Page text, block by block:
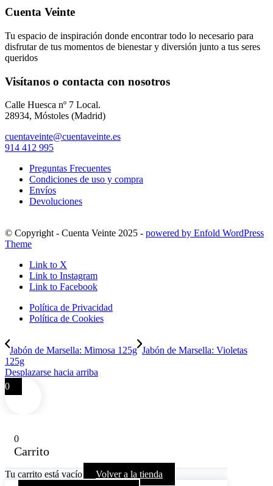
Cuenta Veinte
Tu espacio de inspiración donde encontrar todo lo necesario para
disfrutar de tus momentos de bienestar y diversión junto a tus seres
queridos
Visítanos o contacta con nosotros
Calle Huesca nº 7 Local.
28934, Móstoles (Madrid)
cuentaveinte@cuentaveinte.es
914 412 995
Preguntas Frecuentes
Condiciones de uso y compra
Envíos
Devoluciones
© Copyright - Cuenta Veinte 2025 - powered by Enfold WordPress
Theme
Link to X
Link to Instagram
Link to Facebook
Política de Privacidad
Política de Cookies
Jabón de Marsella: Mimosa 125g Jabón de Marsella: Violetas
125g
Desplazarse hacia arriba
0
0
Carrito
Tu carrito está vacío Volver a la tienda